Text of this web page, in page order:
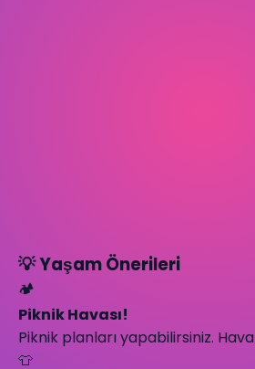
💡 Yaşam Önerileri
🏕️
Piknik Havası!
Piknik planları yapabilirsiniz.
👕